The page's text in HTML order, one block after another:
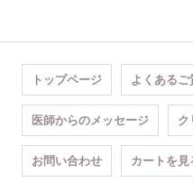
トップページ よくあるご
医師からのメッセージ ク
お問い合わせ カートを見